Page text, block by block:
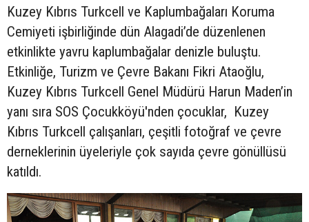
Kuzey Kıbrıs Turkcell ve Kaplumbağaları Koruma
Cemiyeti işbirliğinde dün Alagadi’de düzenlenen
etkinlikte yavru kaplumbağalar denizle buluştu.
Etkinliğe, Turizm ve Çevre Bakanı Fikri Ataoğlu,
Kuzey Kıbrıs Turkcell Genel Müdürü Harun Maden’in
yanı sıra SOS Çocukköyü'nden çocuklar, Kuzey
Kıbrıs Turkcell çalışanları, çeşitli fotoğraf ve çevre
derneklerinin üyeleriyle çok sayıda çevre gönüllüsü
katıldı.